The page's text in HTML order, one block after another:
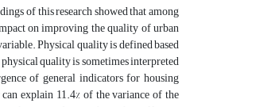
of this research showed that among
on improving the quality of urban
Physical quality is defined based
quality is sometimes interpreted
of general indicators for housing
explain 11.4% of the variance of the